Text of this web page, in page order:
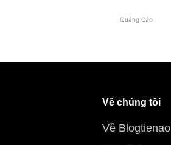
Quảng Cáo
Về chúng tôi
Về Blogtienao